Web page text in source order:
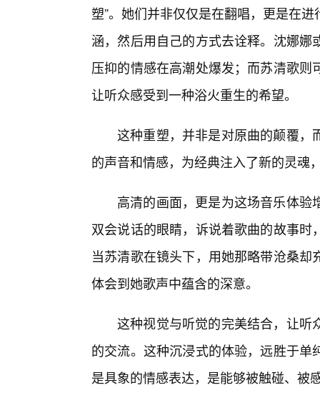
塑”。她们并非仅仅是在翻唱，更是在
涵，然后用自己的方式去诠释。沈娜
压抑的情感在高潮处爆发；而苏清歌
让听众感受到一种浴火重生的希望。
这种重塑，并非是对原曲的颠覆，
的声音和情感，为经典注入了新的灵魂
高清的画面，更是为这场音乐体
双会说话的眼睛，诉说着歌曲的故事
当苏清歌在镜头下，用她那略带沧桑
体会到她歌声中蕴含的深意。
这种视觉与听觉的完美结合，让听
的交流。这种沉浸式的体验，远胜于
是具象的情感表达，是能够被触碰、被